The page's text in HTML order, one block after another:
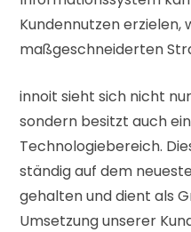
Kundennutzen erzielen,
maßgeschneiderten
innoit sieht sich nicht
sondern besitzt auch
Technologiebereich.
ständig auf dem
gehalten und dient als
Umsetzung unserer